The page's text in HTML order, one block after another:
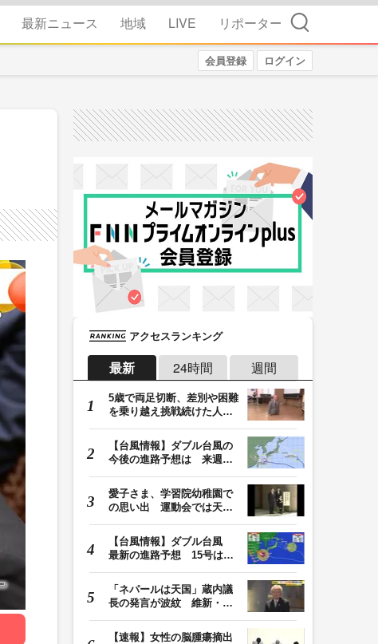
最新ニュース 地域 LIVE リポーター 検索
会員登録 ログイン
アクセスランキング
最新 24時間 週間
5歳で両足切断、差別や困難
を乗り越え挑戦続けた人
【台風情報】ダブル台風の
今後の進路予想は 来週、
愛子さま、学習院幼稚園で
の思い出 運動会では天皇
【台風情報】ダブル台風
最新の進路予想 15号は北
「ネパールは天国」蔵内議
長の発言が波紋 維新・吉
【速報】女性の脳腫瘍摘出